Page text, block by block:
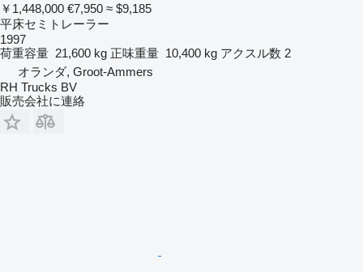
￥1,448,000 €7,950 ≈ $9,185
平床セミトレーラー
1997
荷重容量 21,600 kg 正味重量 10,400 kg アクスル数 2
オランダ, Groot-Ammers
RH Trucks BV
販売会社に連絡